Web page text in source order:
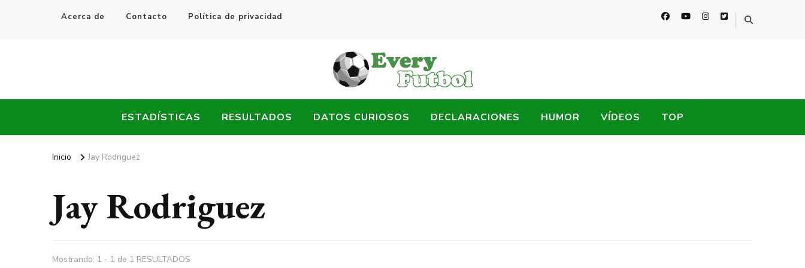
Acerca de Contacto Política de privacidad
Every Fútbol
ESTADÍSTICAS RESULTADOS DATOS CURIOSOS DECLARACIONES HUMOR VÍDEOS TOP
Inicio Jay Rodriguez
Jay Rodriguez
Mostrando: 1 - 1 de 1 RESULTADOS